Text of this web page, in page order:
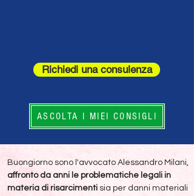
Richiedi una consulenza
ASCOLTA I MIEI CONSIGLI
Buongiorno sono l'avvocato Alessandro Milani,
affronto da anni le problematiche legali in
materia di risarcimenti sia per danni materiali